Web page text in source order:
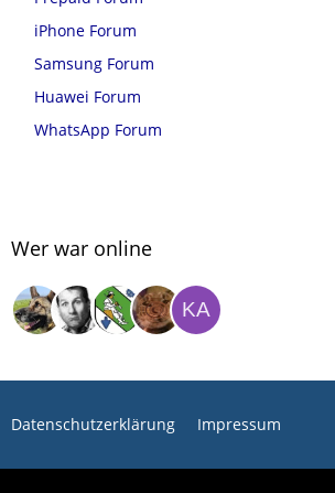
iPhone Forum
Samsung Forum
Huawei Forum
WhatsApp Forum
Wer war online
Datenschutzerklärung Impressum